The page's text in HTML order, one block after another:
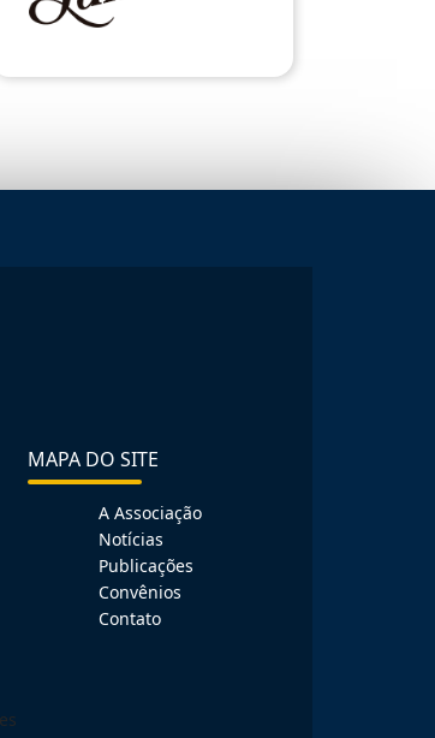
MAPA DO SITE
A Associação
Notícias
Publicações
Convênios
Contato